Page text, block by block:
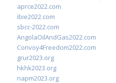
aprce2022.com
ibie2022.com
sbcc-2022.com
AngolaOilAndGas2022.com
Convoy4Freedom2022.com
grur2023.org
hkhk2023.org
napm2023.org